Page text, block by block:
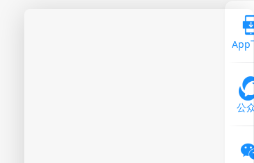
App
公